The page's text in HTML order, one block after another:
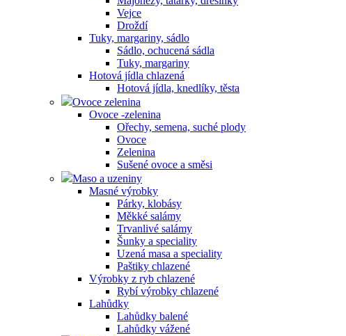
Vejce
Droždí
Tuky, margariny, sádlo
Sádlo, ochucená sádla
Tuky, margariny
Hotová jídla chlazená
Hotová jídla, knedlíky, těsta
Ovoce zelenina
Ovoce -zelenina
Ořechy, semena, suché plody
Ovoce
Zelenina
Sušené ovoce a směsi
Maso a uzeniny
Masné výrobky
Párky, klobásy
Měkké salámy
Trvanlivé salámy
Šunky a speciality
Uzená masa a speciality
Paštiky chlazené
Výrobky z ryb chlazené
Rybí výrobky chlazené
Lahůdky
Lahůdky balené
Lahůdky vážené